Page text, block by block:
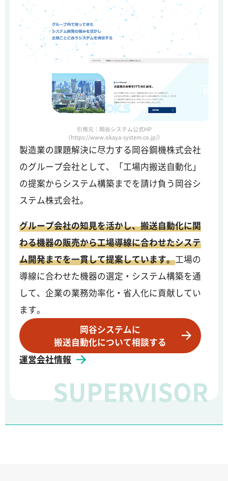
引用元：岡谷システム公式HP
（https://www.okaya-system.co.jp/）
製造業の課題解決に尽力する岡谷鋼機株式会社
のグループ会社として、「工場内搬送自動化」
の提案からシステム構築までを請け負う岡谷シ
ステム株式会社。
グループ会社の知見を活かし、搬送自動化に関
わる機器の販売から工場導線に合わせたシステ
ム開発までを一貫して提案しています。工場の
導線に合わせた機器の選定・システム構築を通
して、企業の業務効率化・省人化に貢献してい
ます。
岡谷システムに
搬送自動化について相談する
運営会社情報
SUPERVISOR